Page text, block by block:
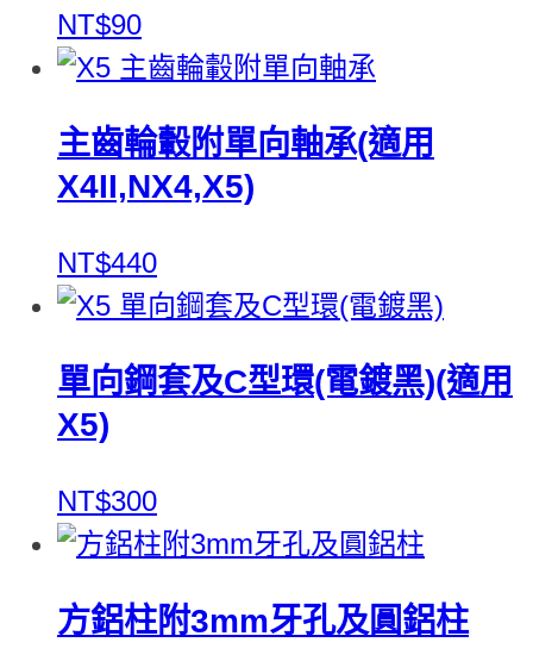
NT$90
主齒輪轂附單向軸承(適用
X4II,NX4,X5)
NT$440
單向鋼套及C型環(電鍍黑)(適用
X5)
NT$300
方鋁柱附3mm牙孔及圓鋁柱